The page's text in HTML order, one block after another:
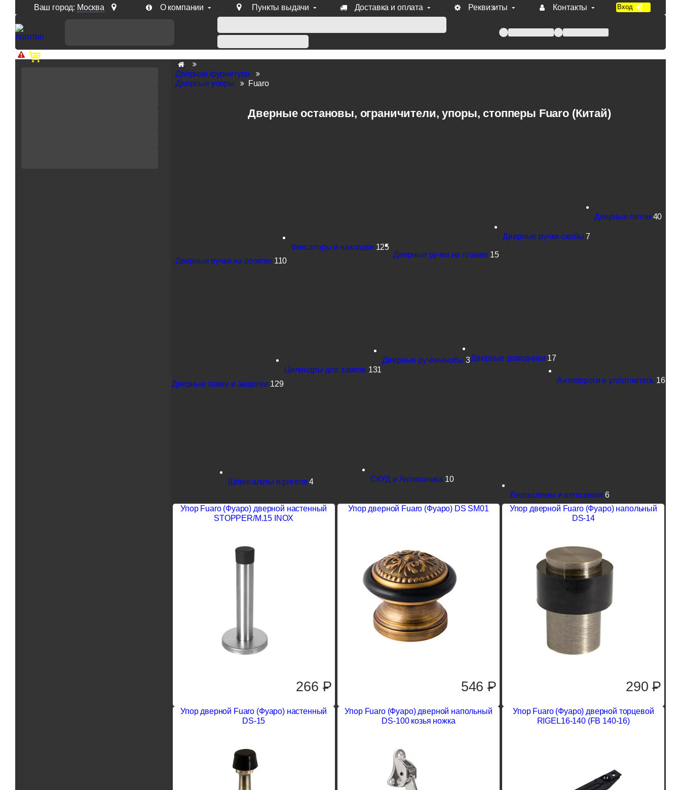
Ваш город: Москва О компании Пункты выдачи Доставка и оплата Реквизиты Контакты Вход
Доп. скидка от цен на сайте 7% при заказе от 50 тыс. руб продукции Venezia, Fratelli, Tupai, Extreza, Melodia, Forme при оплате по счету.
Дверная фурнитура
Дверные упоры
Fuaro
Дверные остановы, ограничители, упоры, стопперы Fuaro (Китай)
Дверные ручки на розетке 110
Фиксаторы и накладки 125
Дверные ручки на планке 15
Дверные ручки-скобы 7
Дверные петли 40
Дверные замки и защелки 129
Цилиндры для замков 131
Дверные ручки-кнобы 3Дверные доводчики 17
Антипороги и уплотнитель 16
Шпингалеты и ригеля 4 СКУД и Антипаника 10
Велошлемы и велозамки 6
Упор Fuaro (Фуаро) дверной настенный
STOPPER/M.15 INOX
266 P
Упор дверной Fuaro (Фуаро) DS SM01
546P
Упор дверной Fuaro (Фуаро) напольный
DS-14
290P
Упор дверной Fuaro (Фуаро) настенный
DS-15
Упор Fuaro (Фуаро) дверной напольный
DS-100 козья ножка
Упор Fuaro (Фуаро) дверной торцевой
RIGEL16-140 (FB 140-16)